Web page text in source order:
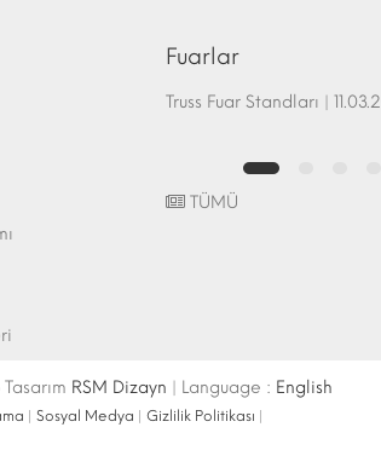
Fuarlar
Truss Fuar
TÜMÜ
RSM Dizayn | Language : English
Sosyal Medya Gizlilik Politikası